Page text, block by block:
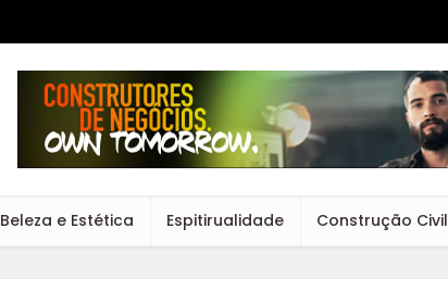
Beleza e Estética Espitirualidade Construção Civil